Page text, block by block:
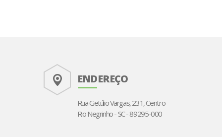
ENDEREÇO
Rua Getúlio Vargas, 231, Centro
Rio Negrinho - SC - 89295-000